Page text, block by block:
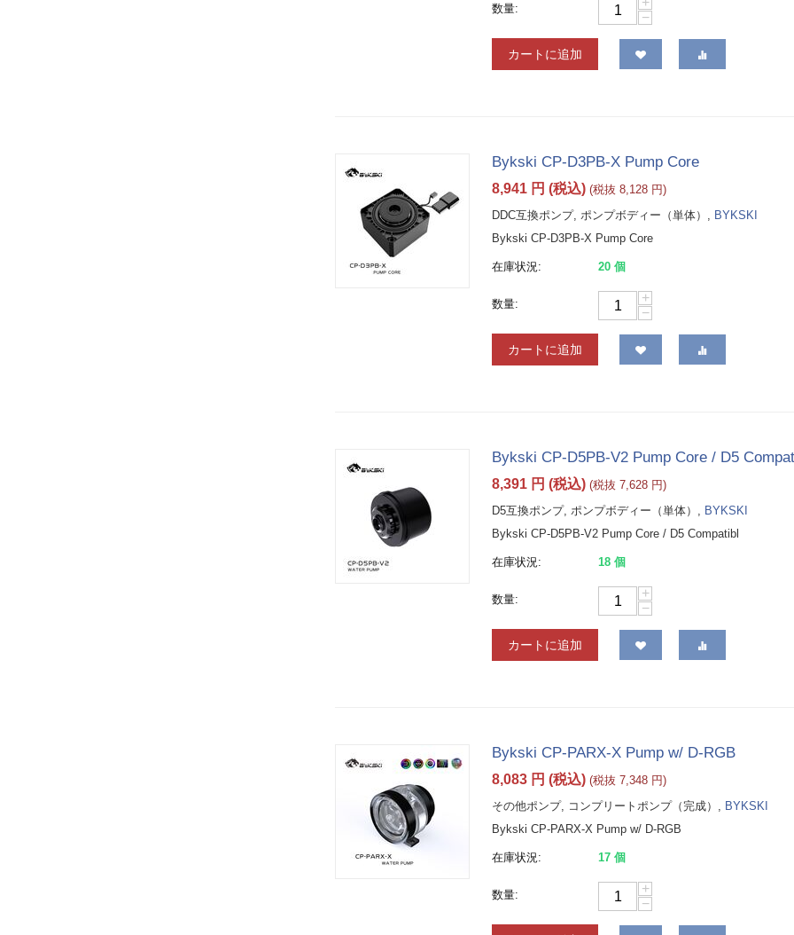
数量:
−
カートに追加
Bykski CP-D3PB-X Pump Core
8,941 円 (税込) (税抜8,128 円)
DDC互換ポンプ, ポンプボディー（単体）, BYKSKI
Bykski CP-D3PB-X Pump Core
在庫状況: 20 個
数量:
+
−
カートに追加
Bykski CP-D5PB-V2 Pump Core / D5
8,391 円 (税込) (税抜7,628 円)
D5互換ポンプ, ポンプボディー（単体）, BYKSKI
Bykski CP-D5PB-V2 Pump Core / D5 Compatibl
在庫状況: 18 個
数量:
+
−
カートに追加
Bykski CP-PARX-X Pump w/ D-RGB
8,083 円 (税込) (税抜7,348 円)
その他ポンプ, コンプリートポンプ（完成）, BYKSKI
Bykski CP-PARX-X Pump w/ D-RGB
在庫状況: 17 個
数量:
+
−